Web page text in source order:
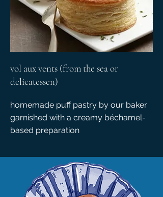
vol aux vents (from the sea or
delicatessen)
homemade puff pastry by our baker
garnished with a creamy béchamel-
based preparation